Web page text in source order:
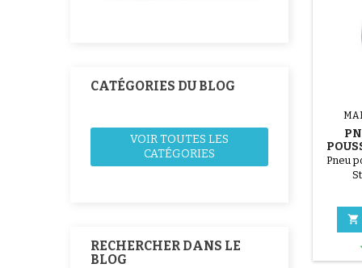
CATÉGORIES DU BLOG
VOIR TOUTES LES
CATÉGORIES
RECHERCHER DANS LE
BLOG
Pneu
